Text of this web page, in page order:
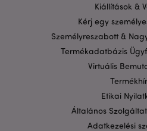
Kiállítások &
Kérj egy
Személyreszabott &
Termékadatbázis
Virtuális
Etikai
Általános
Adatkezelési
adatvédelmi szabályzatát